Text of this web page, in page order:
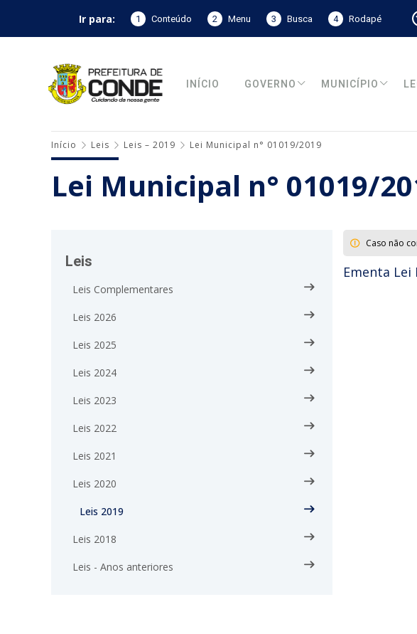
Ir para: 1 Conteúdo 2 Menu 3 Busca 4 Rodapé
INÍCIO GOVERNO MUNICÍPIO
Início Leis Leis – 2019 Lei Municipal n° 01019/2019
Lei Municipal n° 01019/
Leis
Leis Complementares
Leis 2026
Leis 2025
Leis 2024
Leis 2023
Leis 2022
Leis 2021
Leis 2020
Leis 2019
Leis 2018
Leis - Anos anteriores
Caso não
Ementa Lei